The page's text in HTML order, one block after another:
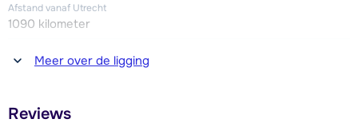
www.valthoparc.com).
Afstand vanaf Utrecht
1090 kilometer
Afstand tot winkel(s)
50 - 100 meter
25 - 50 meter
Meer over de ligging
Reviews